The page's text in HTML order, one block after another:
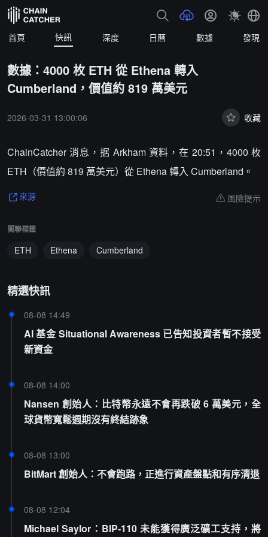
首頁 快訊 深度 日曆 數據 發現
數據：4000 枚 ETH 從 Ethena 轉入
Cumberland，價值約 819 萬美元
2026-03-31 13:00:06 收藏
ChainCatcher 消息，据 Arkham 資料，在 20:51，4000 枚
ETH（價值約 819 萬美元）從 Ethena 轉入 Cumberland。
來源 風險提示
關聯標籤
ETH Ethena Cumberland
精選快訊
08-08 14:49
AI 基金 Situational Awareness 已告知投資者暫不接受
新資金
08-08 14:00
Nansen 創始人：比特幣永遠不會再跌破 6 萬美元，全
球貨幣寬鬆週期沒有終結跡象
08-08 13:00
BitMart 創始人：不會跑路，正進行資產盤點和有序清退
08-08 12:04
Michael Saylor：BIP-110 未能獲得廣泛礦工支持，將